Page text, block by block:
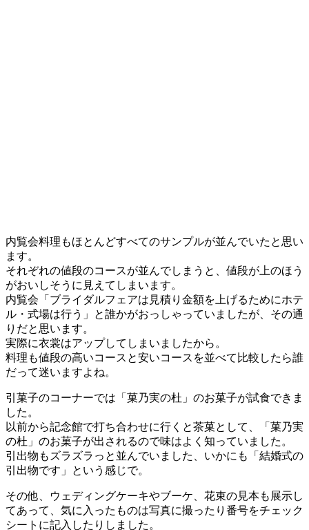
内覧会料理もほとんどすべてのサンプルが並んでいたと思い
ます。
それぞれの値段のコースが並んでしまうと、値段が上のほう
がおいしそうに見えてしまいます。
内覧会「ブライダルフェアは見積り金額を上げるためにホテ
ル・式場は行う」と誰かがおっしゃっていましたが、その通
りだと思います。
実際に衣裳はアップしてしまいましたから。
料理も値段の高いコースと安いコースを並べて比較したら誰
だって迷いますよね。
引菓子のコーナーでは「菓乃実の杜」のお菓子が試食できま
した。
以前から記念館で打ち合わせに行くと茶菓として、「菓乃実
の杜」のお菓子が出されるので味はよく知っていました。
引出物もズラズラっと並んでいました、いかにも「結婚式の
引出物です」という感じで。
その他、ウェディングケーキやブーケ、花束の見本も展示し
てあって、気に入ったものは写真に撮ったり番号をチェック
シートに記入したりしました。